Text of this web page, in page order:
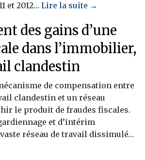
et 2012… Lire la suite →
des gains d’une
dans l’immobilier,
clandestin
de compensation entre
clandestin et un réseau
le produit de fraudes fiscales.
et d’intérim
réseau de travail dissimulé…